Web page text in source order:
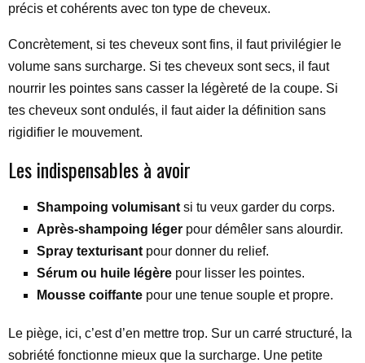
précis et cohérents avec ton type de cheveux.
Concrètement, si tes cheveux sont fins, il faut privilégier le
volume sans surcharge. Si tes cheveux sont secs, il faut
nourrir les pointes sans casser la légèreté de la coupe. Si
tes cheveux sont ondulés, il faut aider la définition sans
rigidifier le mouvement.
Les indispensables à avoir
Shampoing volumisant si tu veux garder du corps.
Après-shampoing léger pour démêler sans alourdir.
Spray texturisant pour donner du relief.
Sérum ou huile légère pour lisser les pointes.
Mousse coiffante pour une tenue souple et propre.
Le piège, ici, c’est d’en mettre trop. Sur un carré structuré, la
sobriété fonctionne mieux que la surcharge. Une petite